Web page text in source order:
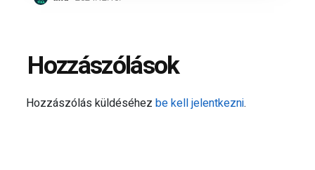
Hozzászólások
Hozzászólás küldéséhezbe kell jelentkezni.